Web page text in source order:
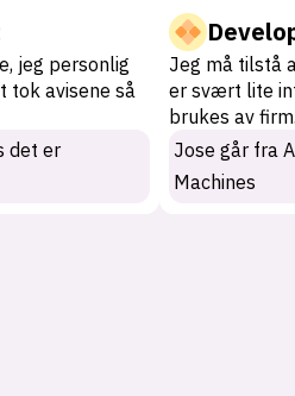
jeg personlig
tok avisene så
det er
Jeg må tilstå
er svært lite
brukes av firm
Jose går fra
Machines